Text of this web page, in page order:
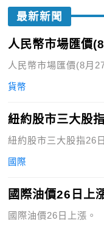
最新新聞
人民幣市場匯價
人民幣市場匯價(8月
貨幣
紐約股市三大股
紐約股市三大股指26
國際
國際油價26日上
國際油價26日上漲。